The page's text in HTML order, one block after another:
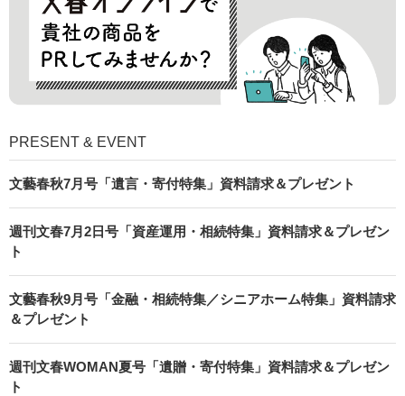
PRESENT & EVENT
文藝春秋7月号「遺言・寄付特集」資料請求＆プレゼント
週刊文春7月2日号「資産運用・相続特集」資料請求＆プレゼン
ト
文藝春秋9月号「金融・相続特集／シニアホーム特集」資料請求
＆プレゼント
週刊文春WOMAN夏号「遺贈・寄付特集」資料請求＆プレゼン
ト